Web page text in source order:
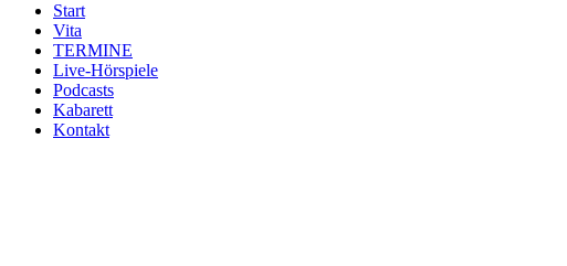
Start
Vita
TERMINE
Live-Hörspiele
Podcasts
Kabarett
Kontakt